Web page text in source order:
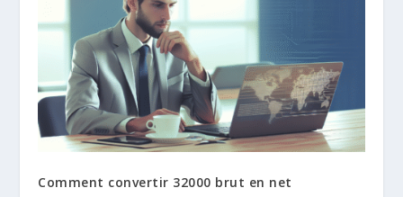
Comment convertir 32000 brut en net